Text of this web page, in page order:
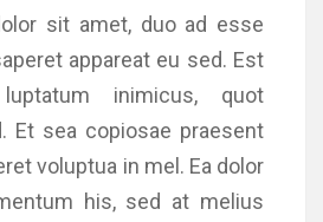
sit amet, duo ad esse
appareat eu sed. Est
inimicus, quot
Et sea copiosae praesent
voluptua in mel. Ea dolor
his, sed at melius